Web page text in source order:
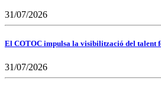
31/07/2026
El COTOC impulsa la visibilització del talent
31/07/2026